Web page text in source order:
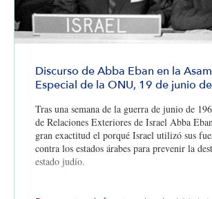
Discurso de Abba Eban en la
Especial de la ONU, 19 de junio
Tras una semana de la guerra de junio de
de Relaciones Exteriores de Israel Abba
gran exactitud el porqué Israel utilizó sus
contra los estados árabes para prevenir la
estado judío.